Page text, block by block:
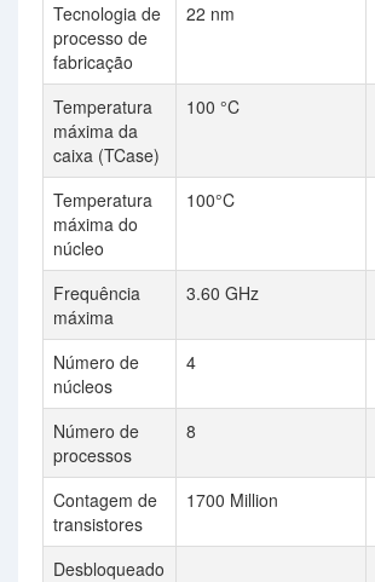
Tecnologia de
processo de
fabricação
22 nm
Temperatura
máxima da
caixa (TCase)
100 °C
Temperatura
máxima do
núcleo
100°C
Frequência
máxima
3.60 GHz
Número de
núcleos
4
Número de
processos
8
Contagem de
transistores
1700 Million
Desbloqueado